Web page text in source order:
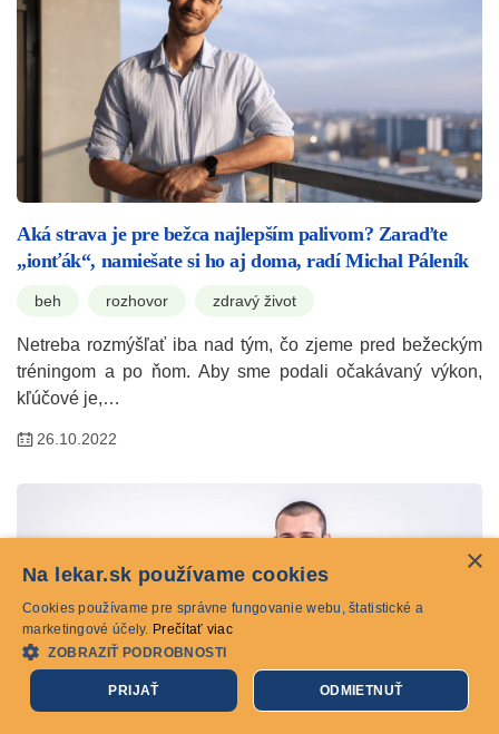
Aká strava je pre bežca najlepším palivom? Zaraďte
„ionťák“, namiešate si ho aj doma, radí Michal Páleník
beh rozhovor zdravý život
Netreba rozmýšľať iba nad tým, čo zjeme pred bežeckým
tréningom a po ňom. Aby sme podali očakávaný výkon,
kľúčové je,…
26.10.2022
×
Na lekar.sk používame cookies
Cookies používame pre správne fungovanie webu, štatistické a
marketingové účely. Prečítať viac
ZOBRAZIŤ PODROBNOSTI
PRIJAŤ ODMIETNUŤ